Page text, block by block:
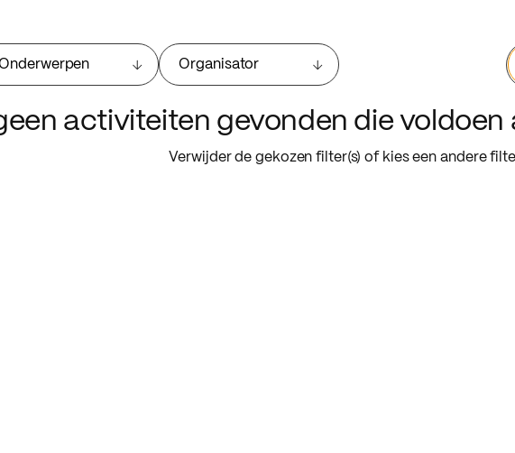
Organisator
activiteiten gevonden die
Verwijder de gekozen filter(s) of kies een andere